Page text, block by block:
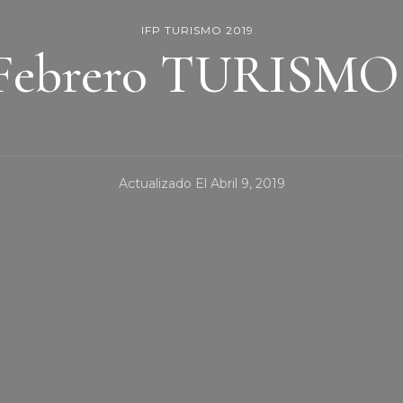
IFP TURISMO 2019
TURISMO
Actualizado El Abril 9, 2019